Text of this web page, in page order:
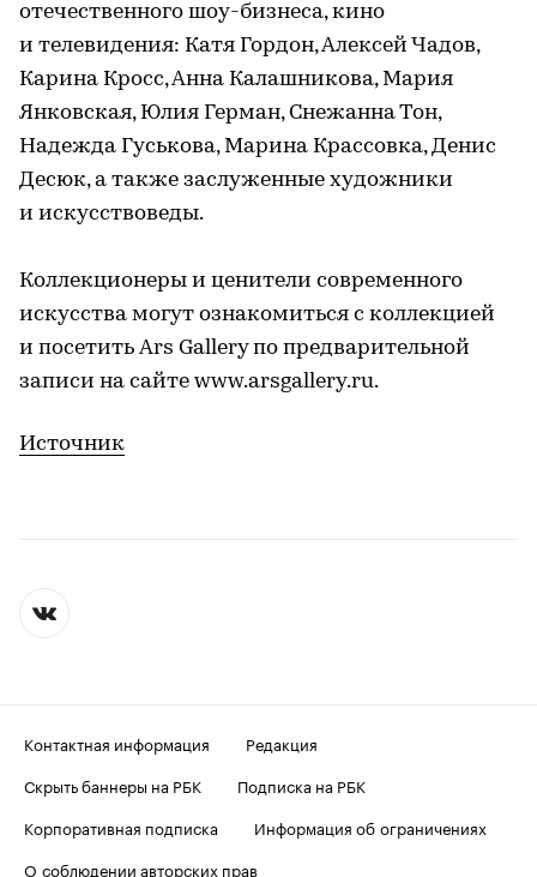
отечественного шоу-бизнеса, кино
и телевидения: Катя Гордон, Алексей Чадов,
Карина Кросс, Анна Калашникова, Мария
Янковская, Юлия Герман, Снежанна Тон,
Надежда Гуськова, Марина Крассовка, Денис
Десюк, а также заслуженные художники
и искусствоведы.
Коллекционеры и ценители современного
искусства могут ознакомиться с коллекцией
и посетить Ars Gallery по предварительной
записи на сайте www.arsgallery.ru.
Источник
Контактная информация
Редакция
Скрыть баннеры на РБК
Подписка на РБК
Корпоративная подписка
Информация об ограничениях
О соблюдении авторских прав